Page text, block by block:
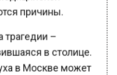
причины.
трагедии –
в столице.
в Москве может